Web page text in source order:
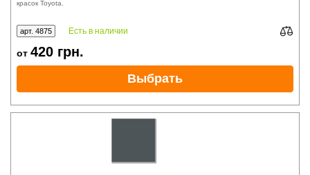
красок Toyota.
арт. 4875 Есть в наличии
от 420 грн.
Выбрать